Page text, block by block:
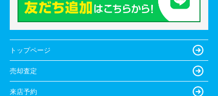
トップページ
売却査定
来店予約